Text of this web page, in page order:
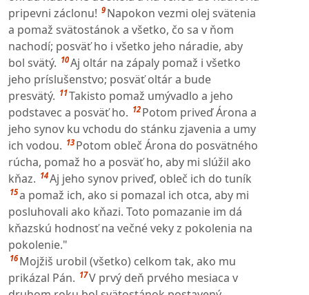
pripevni záclonu! 9 Napokon vezmi olej svätenia
a pomaž svätostánok a všetko, čo sa v ňom
nachodí; posväť ho i všetko jeho náradie, aby
bol svätý. 10Aj oltár na zápaly pomaž i všetko
jeho príslušenstvo; posväť oltár a bude
presvätý. 11Takisto pomaž umývadlo a jeho
podstavec a posväť ho. 12 Potom priveď Árona a
jeho synov ku vchodu do stánku zjavenia a umy
ich vodou. 13 Potom obleč Árona do posvätného
rúcha, pomaž ho a posväť ho, aby mi slúžil ako
kňaz. 14Aj jeho synov priveď, obleč ich do tuník
15a pomaž ich, ako si pomazal ich otca, aby mi
posluhovali ako kňazi. Toto pomazanie im dá
kňazskú hodnosť na večné veky z pokolenia na
pokolenie."
16 Mojžiš urobil (všetko) celkom tak, ako mu
prikázal Pán. 17V prvý deň prvého mesiaca v